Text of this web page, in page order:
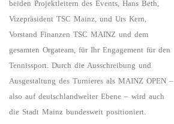
beiden Projektleitern des Events, Hans Beth,
Vizepräsident TSC Mainz, und Urs Kern,
Vorstand Finanzen TSC MAINZ und dem
gesamten Orgateam, für Ihr Engagement für den
Tennissport. Durch die Ausschreibung und
Ausgestaltung des Turnieres als MAINZ OPEN –
also auf deutschlandweiter Ebene – wird auch
die Stadt Mainz bundesweit positioniert.